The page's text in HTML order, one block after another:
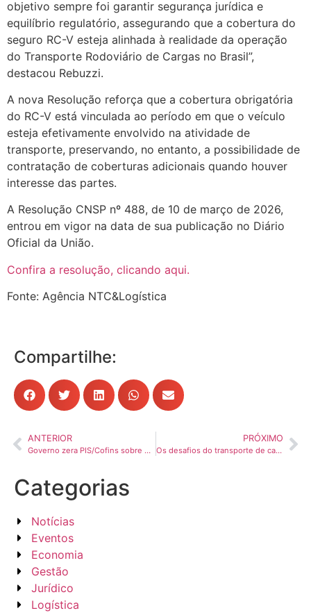
objetivo sempre foi garantir segurança jurídica e
equilíbrio regulatório, assegurando que a cobertura do
seguro RC-V esteja alinhada à realidade da operação
do Transporte Rodoviário de Cargas no Brasil”,
destacou Rebuzzi.
A nova Resolução reforça que a cobertura obrigatória
do RC-V está vinculada ao período em que o veículo
esteja efetivamente envolvido na atividade de
transporte, preservando, no entanto, a possibilidade de
contratação de coberturas adicionais quando houver
interesse das partes.
A Resolução CNSP nº 488, de 10 de março de 2026,
entrou em vigor na data de sua publicação no Diário
Oficial da União.
Confira a resolução, clicando aqui.
Fonte: Agência NTC&Logística
Compartilhe:
ANTERIOR
Governo zera PIS/Cofins sobre diesel para conter alta do preço
PRÓXIMO
Os desafios do transporte de cargas em ano decisivo para o Brasil
Categorias
Notícias
Eventos
Economia
Gestão
Jurídico
Logística